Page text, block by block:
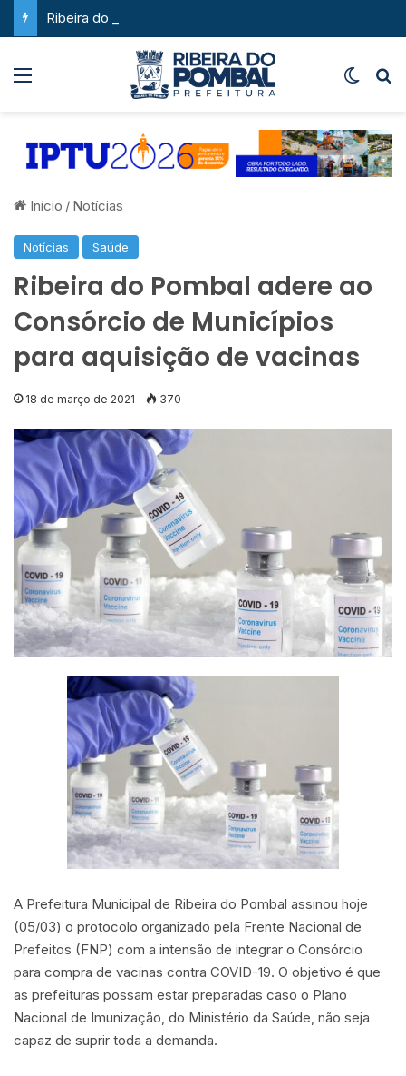
Início / Notícias
Notícias Saúde
Ribeira do Pombal adere ao
Consórcio de Municípios
para aquisição de vacinas
18 de março de 2021 370
A Prefeitura Municipal de Ribeira do Pombal assinou hoje
(05/03) o protocolo organizado pela Frente Nacional de
Prefeitos (FNP) com a intensão de integrar o Consórcio
para compra de vacinas contra COVID-19. O objetivo é que
as prefeituras possam estar preparadas caso o Plano
Nacional de Imunização, do Ministério da Saúde, não seja
capaz de suprir toda a demanda.